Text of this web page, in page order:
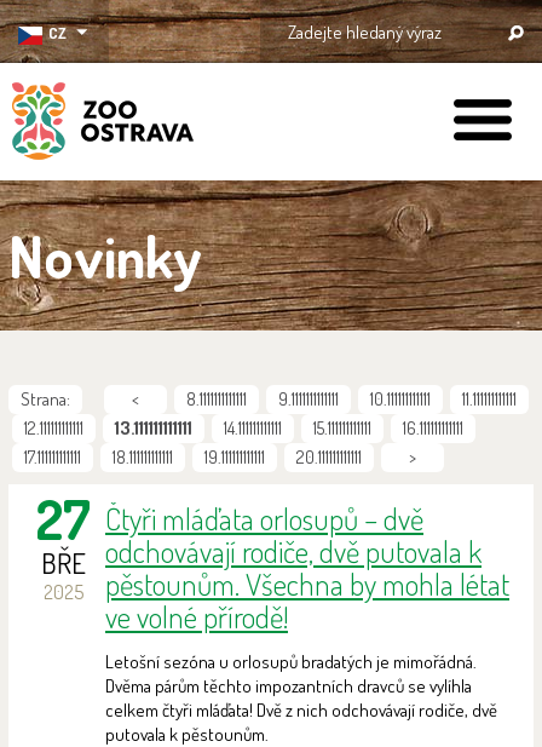
CZ
ZOO Ostrava
Novinky
Strana: < 8.1111111111111 9.1111111111111 10.111111111111
11.111111111111
12.111111111111
13.111111111111 14.111111111111 15.111111111111
16.111111111111
17.111111111111
18.111111111111 19.111111111111 20.111111111111 >
27
BŘE
2025
Čtyři mláďata orlosupů – dvě
odchovávají rodiče, dvě putovala k
pěstounům. Všechna by mohla létat
ve volné přírodě!
Letošní sezóna u orlosupů bradatých je mimořádná.
Dvěma párům těchto impozantních dravců se vylíhla
celkem čtyři mláďata! Dvě z nich odchovávají rodiče, dvě
putovala k pěstounům.